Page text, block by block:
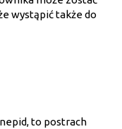
wystąpić także do
to postrach